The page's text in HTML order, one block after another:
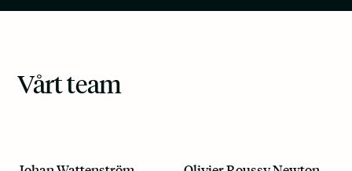
Vårt team